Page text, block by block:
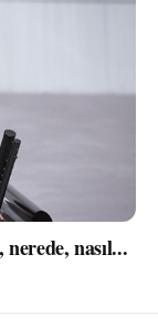
nasıl...